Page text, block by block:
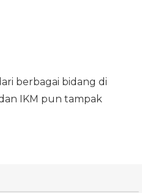
berbagai bidang di
IKM pun tampak